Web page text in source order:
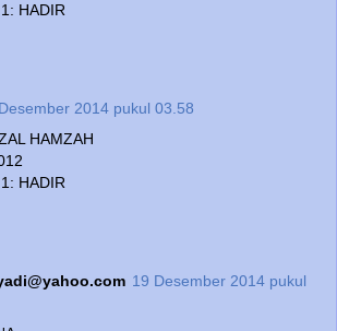
HADIR
2014 pukul 03.58
HAMZAH
HADIR
19 Desember 2014 pukul